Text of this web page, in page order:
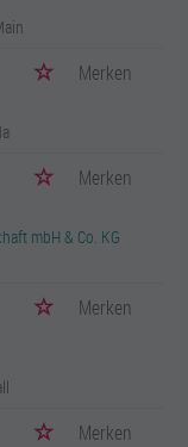
Merken
Merken
mbH & Co. KG
Merken
Merken